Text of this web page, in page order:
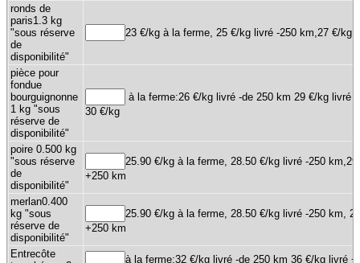
ronds de
paris1.3 kg
"sous réserve
de
disponibilité"
23 €/kg à la ferme, 25 €/kg livré -250 km,27 €/
pièce pour
fondue
bourguignonne
1 kg "sous
réserve de
disponibilité"
à la ferme:26 €/kg livré -de 250 km 29 €/kg livré
30 €/kg
poire 0.500 kg
"sous réserve
de
disponibilité"
25.90 €/kg à la ferme, 28.50 €/kg livré -250
+250 km
merlan0.400
kg "sous
réserve de
disponibilité"
25.90 €/kg à la ferme, 28.50 €/kg livré -250 km,
+250 km
Entrecôte
à la ferme:32 €/kg livré -de 250 km 36 €/kg livré